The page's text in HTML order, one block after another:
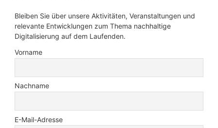
Bleiben Sie über unsere Aktivitäten, Veranstaltungen und
relevante Entwicklungen zum Thema nachhaltige
Digitalisierung auf dem Laufenden.
Vorname
Nachname
E-Mail-Adresse